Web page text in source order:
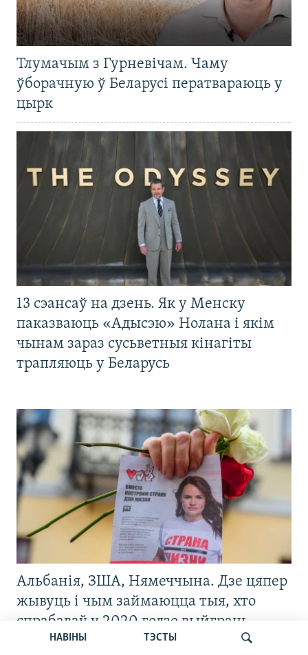
НАВІНЫ ТЭСТЫ
Тлумачым з Гурневічам. Чаму
ўборачную ў Беларусі ператвараюць у
цырк
13 сэансаў на дзень. Як у Менску
паказваюць «Адысэю» Нолана і якім
чынам зараз сусьветныя кінагіты
трапляюць у Беларусь
Альбанія, ЗША, Нямеччына. Дзе цяпер
жывуць і чым займаюцца тыя, хто
спрабаваў у 2020 годзе выйграць
прэзыдэнцкія выбары